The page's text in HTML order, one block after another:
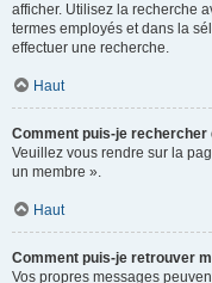
afficher. Utilisez la recherche
termes employés et dans la
effectuer une recherche.
Haut
Comment puis-je rechercher
Veuillez vous rendre sur la
un membre ».
Haut
Comment puis-je retrouver
Vos propres messages